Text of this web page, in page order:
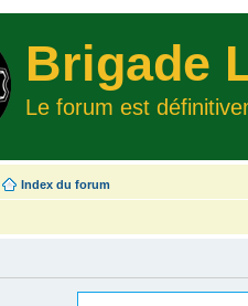
Brigade
Le forum est
Index du forum